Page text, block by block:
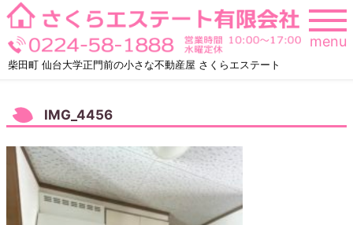
Skip
to
content
柴田町 仙台大学正門前の小さな不動産屋 さくらエステート
menu
IMG_4456